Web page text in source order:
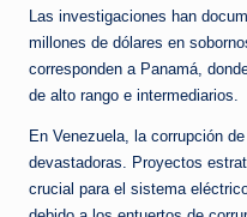
Las investigaciones han
millones de dólares en
corresponden a Panamá,
de alto rango e intermediarios.
En Venezuela, la corrupción
devastadoras. Proyectos
crucial para el sistema